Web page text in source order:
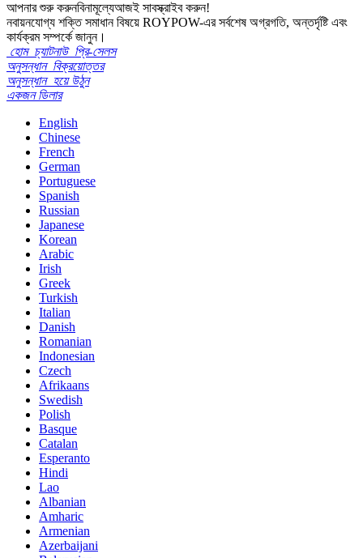
আপনার শুরু করুনবিনামূল্যেআজই সাবস্ক্রাইব করুন!
নবায়নযোগ্য শক্তি সমাধান বিষয়ে ROYPOW-এর সর্বশেষ অগ্রগতি, অন্তর্দৃষ্টি এবং
কার্যক্রম সম্পর্কে জানুন।
হোম চ্যাটনাউ প্রি-সেলস
অনুসন্ধান বিক্রয়োত্তর
অনুসন্ধান হয়ে উঠুন
একজন ডিলার
English
Chinese
French
German
Portuguese
Spanish
Russian
Japanese
Korean
Arabic
Irish
Greek
Turkish
Italian
Danish
Romanian
Indonesian
Czech
Afrikaans
Swedish
Polish
Basque
Catalan
Esperanto
Hindi
Lao
Albanian
Amharic
Armenian
Azerbaijani